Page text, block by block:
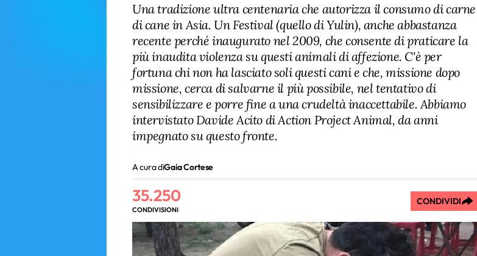
Una tradizione ultra centenaria che autorizza il consumo di carne
di cane in Asia. Un Festival (quello di Yulin), anche abbastanza
recente perché inaugurato nel 2009, che consente di praticare la
più inaudita violenza su questi animali di affezione. C'è per
fortuna chi non ha lasciato soli questi cani e che, missione dopo
missione, cerca di salvarne il più possibile, nel tentativo di
sensibilizzare e porre fine a una crudeltà inaccettabile. Abbiamo
intervistato Davide Acito di Action Project Animal, da anni
impegnato su questo fronte.
A cura diGaia Cortese
35.250
CONDIVISIONI
CONDIVIDI